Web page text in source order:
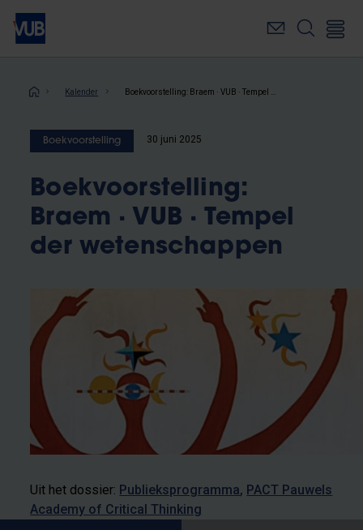
Overslaan
naar
inhoudKruimelpad
Kalender
Boekvoorstelling 30 juni 2025
Boekvoorstelling:
Braem · VUB · Tempel
der wetenschappen
Uit het dossier: Publieksprogramma
PACT Pauwels
Academy of Critical Thinking